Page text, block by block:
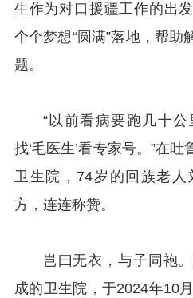
生作为对口援疆工作的出
个个梦想“圆满”落地，帮助
题。
“以前看病要跑几十
找‘毛医生’看专家号。”在
卫生院，74岁的回族老
方，连连称赞。
岂曰无衣，与子同袍
成的卫生院，于2024年10